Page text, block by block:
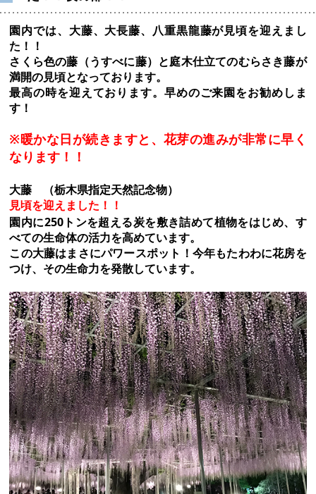
園内では、大藤、大長藤、八重黒龍藤が見頃を迎えまし
た！！
さくら色の藤（うすべに藤）と庭木仕立てのむらさき藤が
満開の見頃となっております。
最高の時を迎えております。 早めのご来園をお勧めしま
す！
※暖かな日が続きますと、花芽の進みが非常に早く
なります！！
大藤 （栃木県指定天然記念物）
見頃を迎えました！！
園内に250トンを超える炭を敷き詰めて植物をはじめ、す
べての生命体の活力を高めています。
この大藤はまさにパワースポット！今年もたわわに花房を
つけ、その生命力を発散しています。